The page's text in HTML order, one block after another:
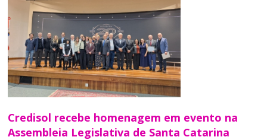
Credisol recebe homenagem em evento na
Assembleia Legislativa de Santa Catarina